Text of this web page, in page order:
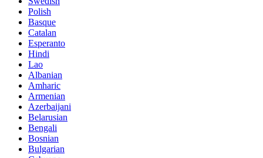
Polish
Basque
Catalan
Esperanto
Hindi
Lao
Albanian
Amharic
Armenian
Azerbaijani
Belarusian
Bengali
Bosnian
Bulgarian